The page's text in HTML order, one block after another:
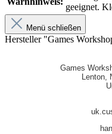
geeignet.
Menü schließen
Hersteller "Games
Games
Lenton,